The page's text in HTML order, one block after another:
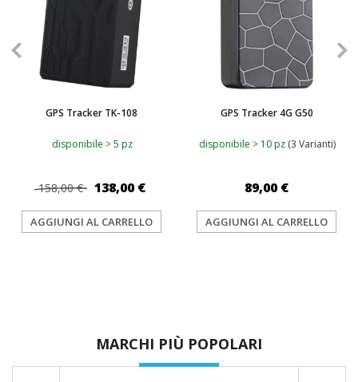
GPS Tracker TK-108
disponibile > 5 pz
158,00 € 138,00 €
AGGIUNGI AL CARRELLO
GPS Tracker 4G G50
disponibile > 10 pz (3 Varianti)
89,00 €
AGGIUNGI AL CARRELLO
MARCHI PIÙ POPOLARI